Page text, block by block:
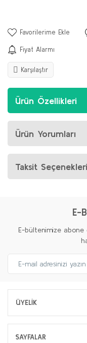
Fiyat Alarmı
Karşılaştır
Ürün Özellikleri
Ürün Yorumları
Taksit Seçenekleri
E-
E-bültenimize abone
ÜYELİK
SAYFALAR